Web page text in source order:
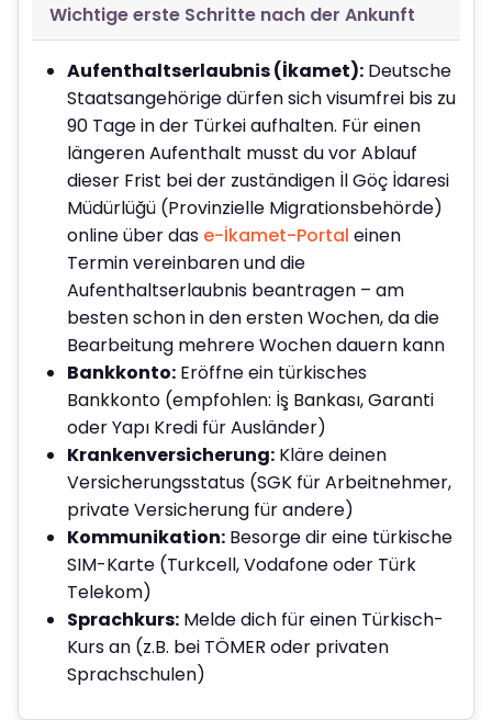
Wichtige erste Schritte nach der Ankunft
Aufenthaltserlaubnis (İkamet): Deutsche
Staatsangehörige dürfen sich visumfrei bis zu
90 Tage in der Türkei aufhalten. Für einen
längeren Aufenthalt musst du vor Ablauf
dieser Frist bei der zuständigen İl Göç İdaresi
Müdürlüğü (Provinzielle Migrationsbehörde)
online über das e-İkamet-Portal einen
Termin vereinbaren und die
Aufenthaltserlaubnis beantragen – am
besten schon in den ersten Wochen, da die
Bearbeitung mehrere Wochen dauern kann
Bankkonto: Eröffne ein türkisches
Bankkonto (empfohlen: İş Bankası, Garanti
oder Yapı Kredi für Ausländer)
Krankenversicherung: Kläre deinen
Versicherungsstatus (SGK für Arbeitnehmer,
private Versicherung für andere)
Kommunikation: Besorge dir eine türkische
SIM-Karte (Turkcell, Vodafone oder Türk
Telekom)
Sprachkurs: Melde dich für einen Türkisch-
Kurs an (z.B. bei TÖMER oder privaten
Sprachschulen)